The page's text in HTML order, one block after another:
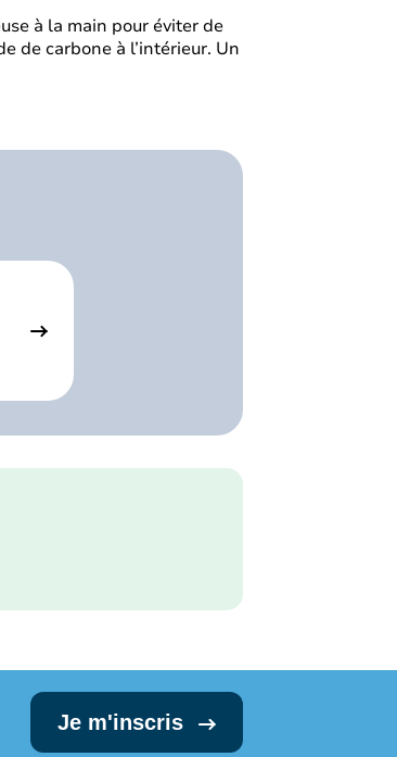
à la main pour éviter de
de carbone à l’intérieur. Un
Je m'inscris